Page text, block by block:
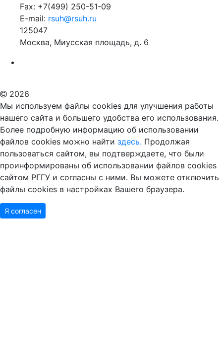
Fax: +7(499) 250-51-09
E-mail: rsuh@rsuh.ru
125047
Москва, Миусская площадь, д. 6
2026
Мы используем файлы cookies для улучшения работы
нашего сайта и большего удобства его использования.
Более подробную информацию об использовании
файлов cookies можно найти здесь. Продолжая
пользоваться сайтом, вы подтверждаете, что были
проинформированы об использовании файлов cookies
сайтом РГГУ и согласны с ними. Вы можете отключить
файлы cookies в настройках Вашего браузера.
Я согласен